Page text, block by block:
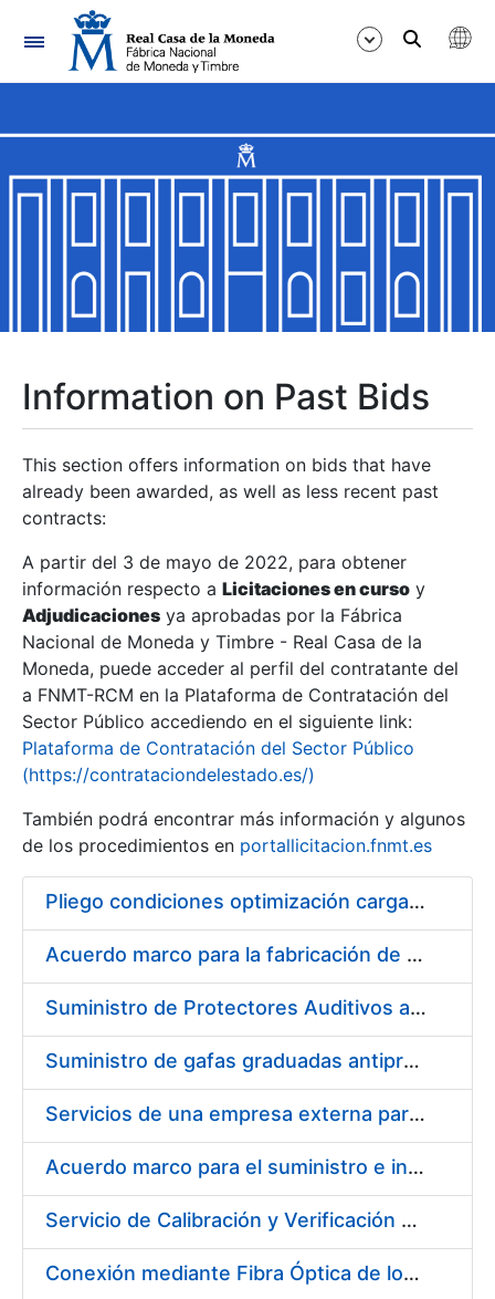
Navigation
Show/Hide
Show/Hide
Show/Hide
Show/Hide
Show/Hide
Show/Hide
Information on Past Bids
This section offers information on bids that have
already been awarded, as well as less recent past
contracts:
A partir del 3 de mayo de 2022, para obtener
información respecto a Licitaciones en curso y
Adjudicaciones ya aprobadas por la Fábrica
Nacional de Moneda y Timbre - Real Casa de la
Moneda, puede acceder al perfil del contratante del
a FNMT-RCM en la Plataforma de Contratación del
Sector Público accediendo en el siguiente link:
Plataforma de Contratación del Sector Público
(https://contrataciondelestado.es/)
También podrá encontrar más información y algunos
de los procedimientos en portallicitacion.fnmt.es
Pliego condiciones optimización cargas compras firmado
Acuerdo marco para la fabricación de piezas
Suministro de Protectores Auditivos a medida para las personas trabajadoras de los Centros de Trabajo de Madrid y Burgos
Suministro de gafas graduadas antiproyecciones para los trabajadores de la FNMT-RCM en los centros de trabajo de Madrid y Burgos
Servicios de una empresa externa para el asesoramiento y resolución de los recursos de alzada que se presentan relacionados con procesos de selección para la FNMT-RCM
Acuerdo marco para el suministro e instalación de persianas, estores y otros complementos
Servicio de Calibración y Verificación Externa de los Equipos de Medición del Servicio de Prevención de la FNMT-RCM
Conexión mediante Fibra Óptica de los Centros de Proceso de Datos (CPDs) de las sedes de la FNMT-RCM de Burgos y Madrid